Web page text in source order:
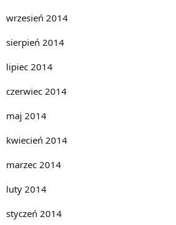
wrzesień 2014
sierpień 2014
lipiec 2014
czerwiec 2014
maj 2014
kwiecień 2014
marzec 2014
luty 2014
styczeń 2014